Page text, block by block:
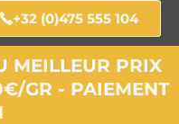
+32 (0)475 555 104
MEILLEUR PRIX
GR - PAIEMENT